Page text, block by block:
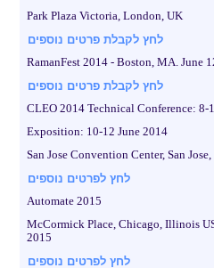
Park Plaza Victoria, London, UK
לחץ לקבלת פרטים נוספים
RamanFest 2014 - Boston, MA. June
לחץ לקבלת פרטים נוספים
CLEO 2014 Technical Conference: 8-
Exposition: 10-12 June 2014
San Jose Convention Center, San
לחץ לפרטים נוספים
Automate 2015
McCormick Place, Chicago, Illinois
2015
לחץ לפרטים נוספים